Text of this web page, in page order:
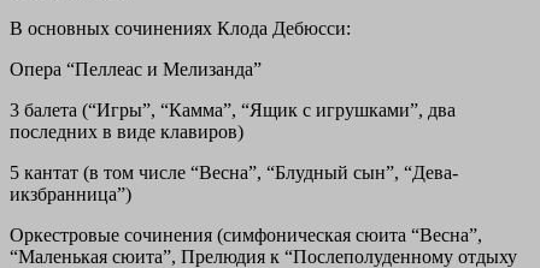
В основных сочинениях Клода Дебюсси:
Опера “Пеллеас и Мелизанда”
3 балета (“Игры”, “Камма”, “Ящик с игрушками”, два
последних в виде клавиров)
5 кантат (в том числе “Весна”, “Блудный сын”, “Дева-
икзбранница”)
Оркестровые сочинения (симфоническая сюита “Весна”,
“Маленькая сюита”, Прелюдия к “Послеполуденному отдыху